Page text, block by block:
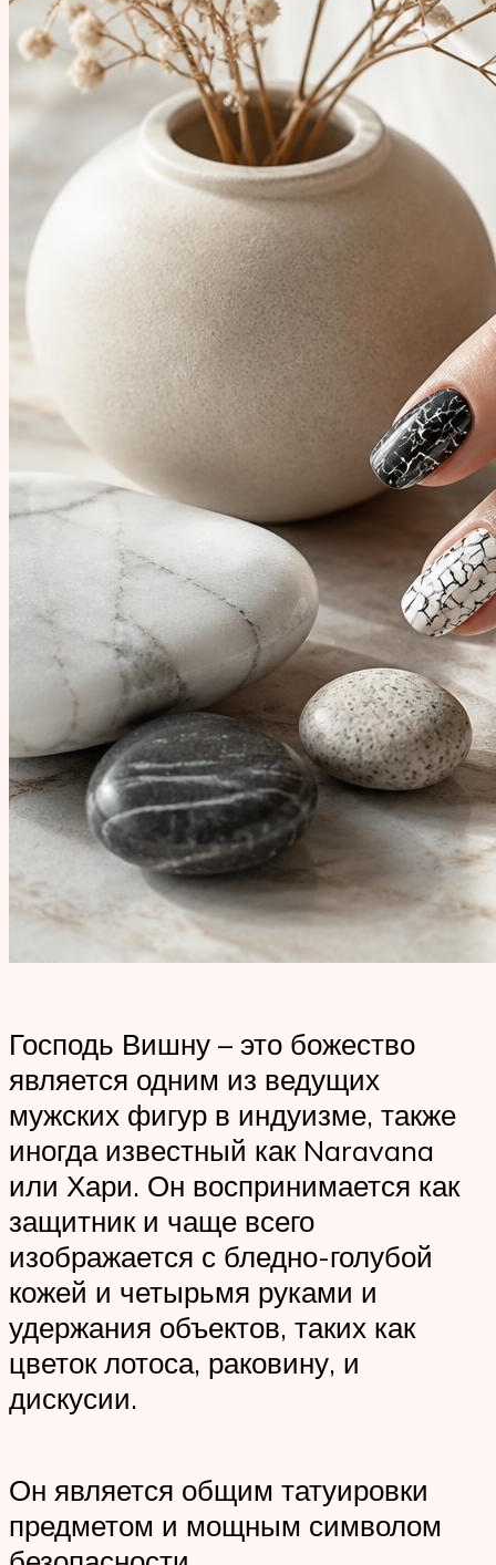
Господь Вишну – это божество
является одним из ведущих
мужских фигур в индуизме, также
иногда известный как Naravana
или Хари. Он воспринимается как
защитник и чаще всего
изображается с бледно-голубой
кожей и четырьмя руками и
удержания объектов, таких как
цветок лотоса, раковину, и
дискусии.
Он является общим татуировки
предметом и мощным символом